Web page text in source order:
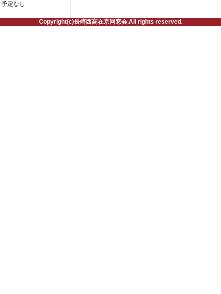
予定なし
Copyright(c)長崎西高在京同窓会.All rights reserved.